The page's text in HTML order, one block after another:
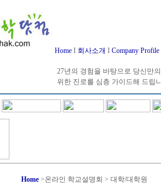
Home I 회사소개 I Company Profile
27년의 경험을 바탕으로 당신만
위한 진로를 심층 가이드해 드립
Home >온라인 학교설명회 > 대학/대학원